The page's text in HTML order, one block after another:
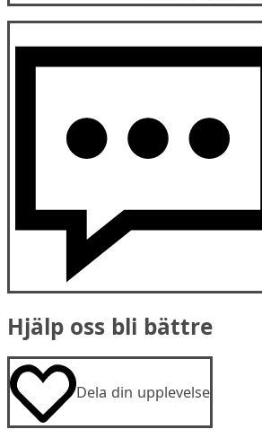
Hjälp oss bli bättre
Dela din upplevelse